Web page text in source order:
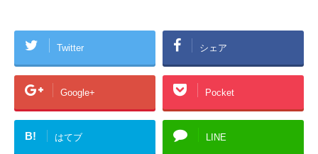
Twitter シェア
Google+ Pocket
B! はてブ LINE